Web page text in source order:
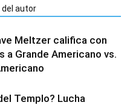
del autor
Meltzer califica con
a Grande Americano vs.
Templo? Lucha